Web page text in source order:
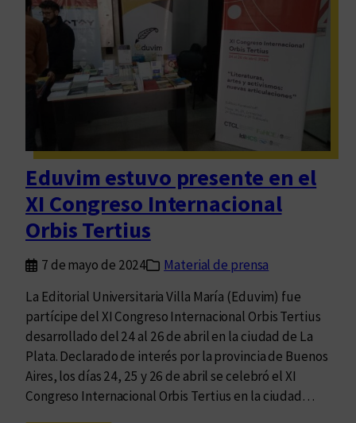
Eduvim estuvo presente en el
XI Congreso Internacional
Orbis Tertius
7 de mayo de 2024
Material de prensa
La Editorial Universitaria Villa María (Eduvim) fue
partícipe del XI Congreso Internacional Orbis Tertius
desarrollado del 24 al 26 de abril en la ciudad de La
Plata. Declarado de interés por la provincia de Buenos
Aires, los días 24, 25 y 26 de abril se celebró el XI
Congreso Internacional Orbis Tertius en la ciudad…